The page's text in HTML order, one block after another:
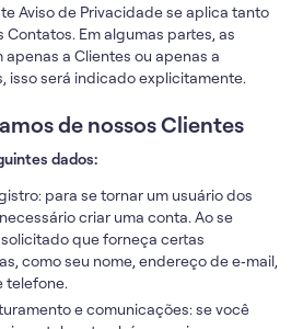
Aviso de Privacidade se aplica tanto
Em algumas partes, as
a Clientes ou apenas a
isso será indicado explicitamente.
de nossos Clientes
dados:
para se tornar um usuário dos
criar uma conta. Ao se
solicitado que forneça certas
como seu nome, endereço de e‑mail,
telefone.
e comunicações: se você